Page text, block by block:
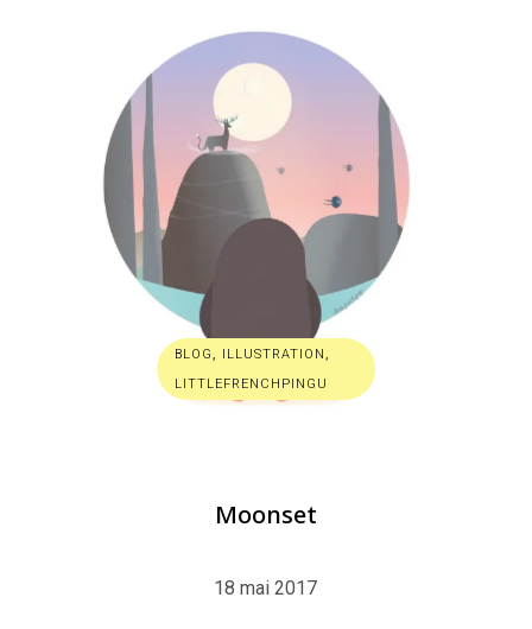
BLOG ILLUSTRATION
LITTLEFRENCHPINGU
Moonset
18 mai 2017